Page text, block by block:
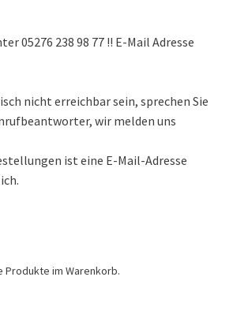
05276 238 98 77 !! E-Mail Adresse
nicht erreichbar sein, sprechen Sie
wir melden uns
ist eine E-Mail-Adresse
Produkte im Warenkorb.